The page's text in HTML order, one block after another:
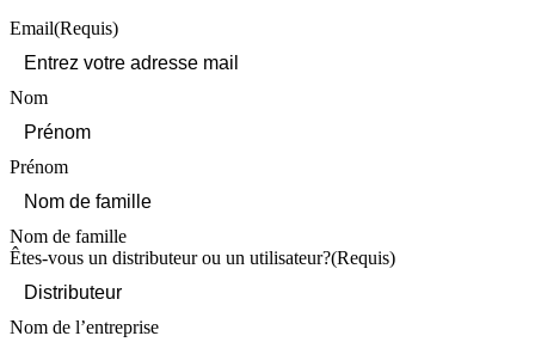
Email(Requis)
Nom
Prénom
Nom de famille
Êtes-vous un distributeur ou un utilisateur?(Requis)
Nom de l’entreprise